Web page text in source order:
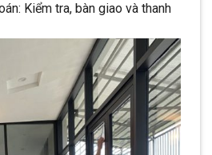
Kiểm tra, bàn giao và thanh